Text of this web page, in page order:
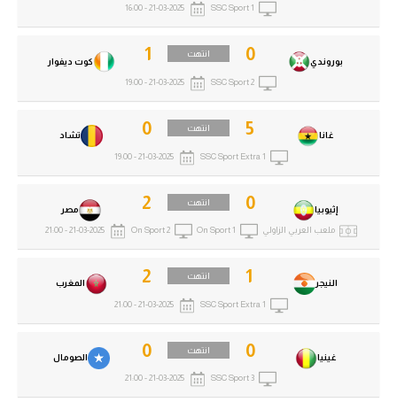
غينيا 0 انتهت
الصومال 0
SSC Sport 3
21-03-2025 - 21:00
النيجر 1 انتهت
المغرب 2
SSC Sport Extra 1
21-03-2025 - 21:00
إثيوبيا 0 انتهت
مصر 2
ملعب العربي الزاولي On Sport 1
On Sport 2
21-03-2025 - 21:00
غانا 5 انتهت
تشاد 0
SSC Sport Extra 1
21-03-2025 - 19:00
بوروندي 0 انتهت
كوت ديفوار 1
SSC Sport 2
21-03-2025 - 19:00
SSC Sport 1
21-03-2025 - 16:00